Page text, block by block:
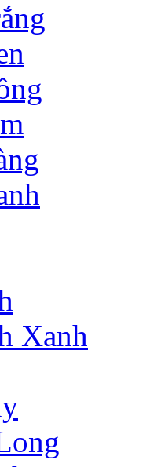
Xanh